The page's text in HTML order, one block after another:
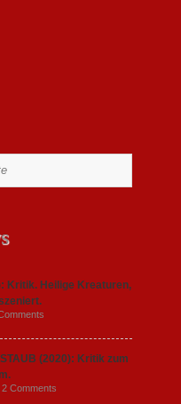
Kritik. Heilige Kreaturen,
(2020): Kritik zum
2 Comments